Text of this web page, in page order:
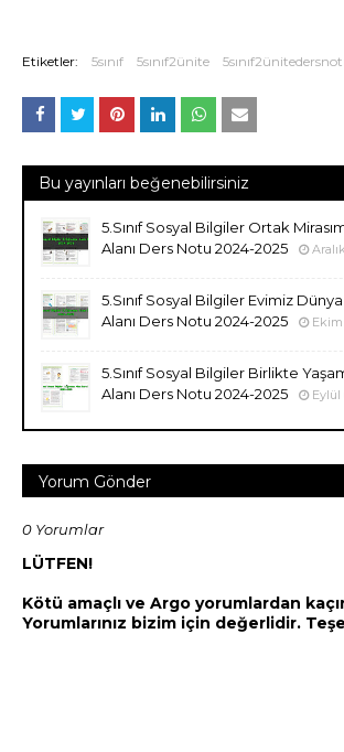
Etiketler: 5sınıf 5sınıf2ünite
Bu yayınları beğenebilirsiniz
5.Sınıf Sosyal Bilgiler Ortak
Alanı Ders Notu 2024-2025
5.Sınıf Sosyal Bilgiler Evimiz
Alanı Ders Notu 2024-2025
Ekim
5.Sınıf Sosyal Bilgiler Birlikte
Alanı Ders Notu 2024-2025
Eylül
Yorum Gönder
0 Yorumlar
LÜTFEN!
Kötü amaçlı ve Argo yorumlardan
Yorumlarınız bizim için değerlidir.